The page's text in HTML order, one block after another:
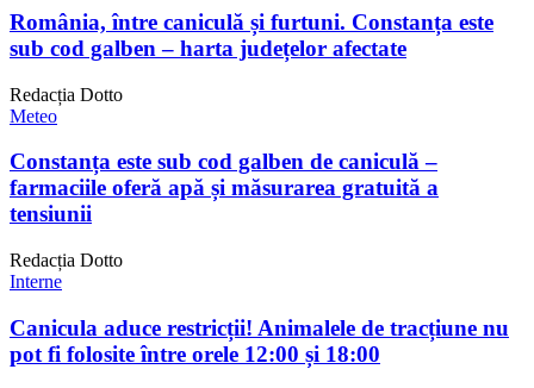
România, între caniculă și furtuni. Constanța este
sub cod galben – harta județelor afectate
Redacția Dotto
Meteo
Constanța este sub cod galben de caniculă –
farmaciile oferă apă și măsurarea gratuită a
tensiunii
Redacția Dotto
Interne
Canicula aduce restricții! Animalele de tracțiune nu
pot fi folosite între orele 12:00 și 18:00